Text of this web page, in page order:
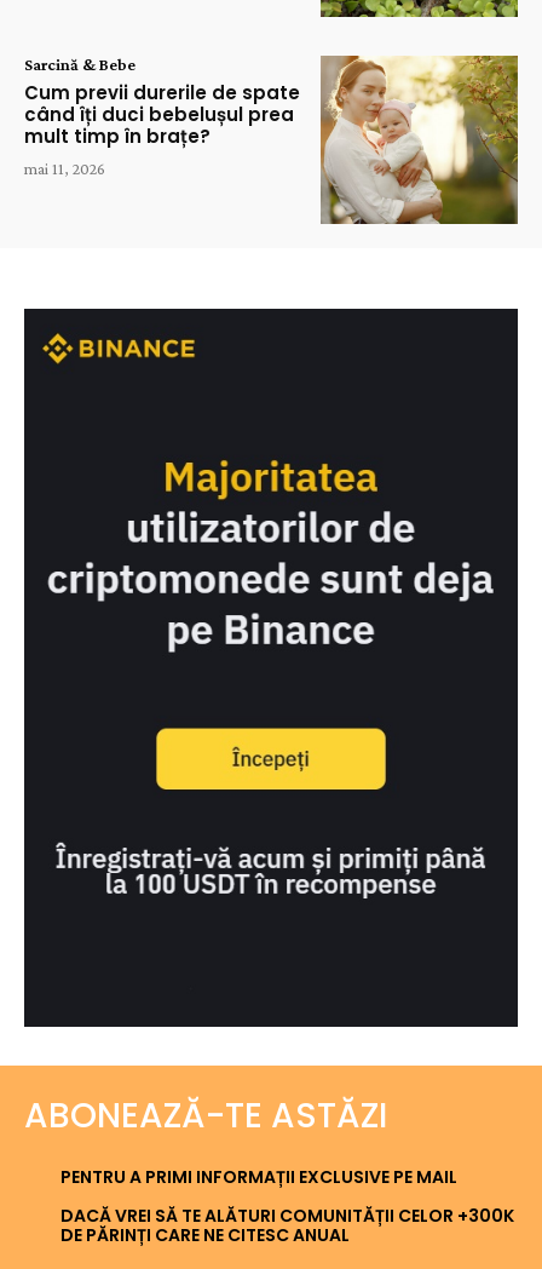
Sarcină & Bebe
Cum previi durerile de spate
când îți duci bebelușul prea
mult timp în brațe?
mai 11, 2026
ABONEAZĂ-TE ASTĂZI
PENTRU A PRIMI INFORMAȚII EXCLUSIVE PE MAIL
DACĂ VREI SĂ TE ALĂTURI COMUNITĂȚII CELOR +300K
DE PĂRINȚI CARE NE CITESC ANUAL